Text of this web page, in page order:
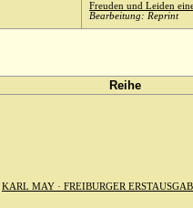
Freuden und Leiden
Bearbeitung: Reprint
Reihe
KARL MAY · FREIBURGER